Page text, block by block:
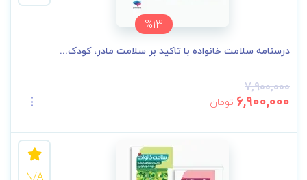
%13
درسنامه سلامت خانواده با تاکید بر سلامت مادر، کودک...
7,900,000
6,900,000 تومان